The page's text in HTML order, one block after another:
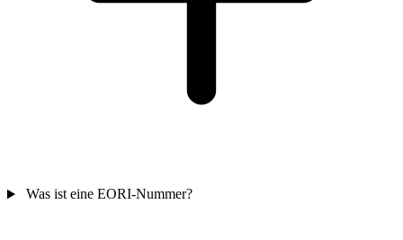
Was ist eine EORI-Nummer?